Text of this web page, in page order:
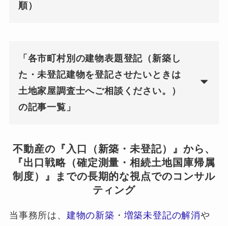
順）
「各市町村別の建物表題登記（新築し
た・未登記建物を登記させたいときは
土地家屋調査士へご相談ください。）
の記事一覧」
不動産の『入口（新築・未登記）』から、
『出口戦略（確定測量・相続土地国庫帰属
制度）』までの長期的な視点でのコンサル
ティング
当事務所は、 建物の新築 ・ 増築未登記の解消や